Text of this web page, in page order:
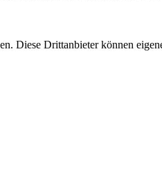
Diese Drittanbieter können